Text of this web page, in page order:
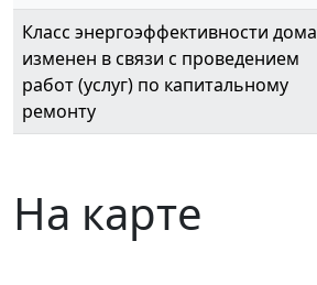
Класс энергоэффективности дома
изменен в связи с проведением
работ (услуг) по капитальному
ремонту
На карте